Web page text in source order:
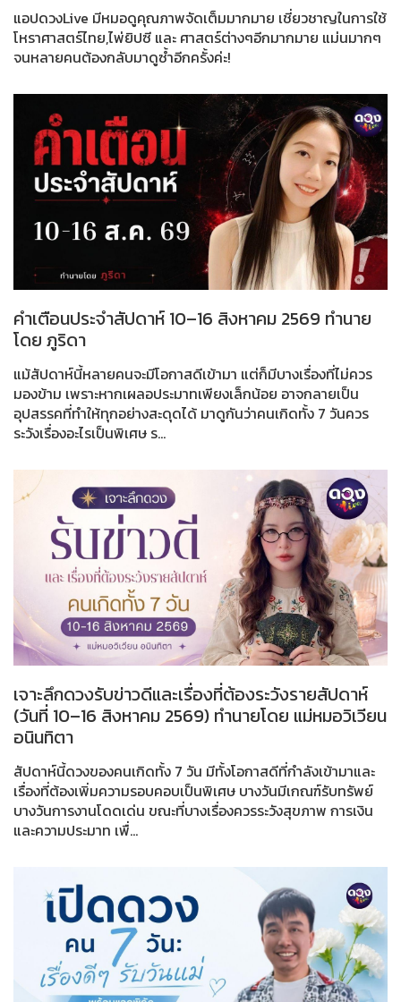
แอปดวงLive มีหมอดูคุณภาพจัดเต็มมากมาย เชี่ยวชาญในการใช้
โหราศาสตร์ไทย,ไพ่ยิปซี และ ศาสตร์ต่างๆอีกมากมาย แม่นมากๆ
จนหลายคนต้องกลับมาดูซ้ำอีกครั้งค่ะ!
คำเตือนประจำสัปดาห์ 10–16 สิงหาคม 2569 ทำนาย
โดย ภูริดา
แม้สัปดาห์นี้หลายคนจะมีโอกาสดีเข้ามา แต่ก็มีบางเรื่องที่ไม่ควร
มองข้าม เพราะหากเผลอประมาทเพียงเล็กน้อย อาจกลายเป็น
อุปสรรคที่ทำให้ทุกอย่างสะดุดได้ มาดูกันว่าคนเกิดทั้ง 7 วันควร
ระวังเรื่องอะไรเป็นพิเศษ ร...
เจาะลึกดวงรับข่าวดีและเรื่องที่ต้องระวังรายสัปดาห์
(วันที่ 10–16 สิงหาคม 2569) ทำนายโดย แม่หมอวิเวียน
อนินทิตา
สัปดาห์นี้ดวงของคนเกิดทั้ง 7 วัน มีทั้งโอกาสดีที่กำลังเข้ามาและ
เรื่องที่ต้องเพิ่มความรอบคอบเป็นพิเศษ บางวันมีเกณฑ์รับทรัพย์
บางวันการงานโดดเด่น ขณะที่บางเรื่องควรระวังสุขภาพ การเงิน
และความประมาท เพื่...